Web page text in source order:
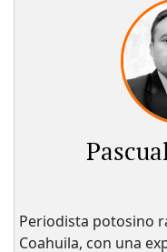
Periodista potosino
Coahuila, con una